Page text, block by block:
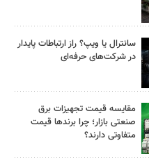
سانترال یا ویپ؟ راز ارتباطات پایدار
در شرکت‌های حرفه‌ای
مقایسه قیمت تجهیزات برق
صنعتی بازار؛ چرا برندها قیمت
متفاوتی دارند؟